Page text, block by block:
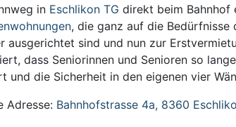
in Eschlikon TG direkt beim Bahnhof
, die ganz auf die Bedürfnisse
ausgerichtet sind und nun zur
dass Seniorinnen und Senioren so
und die Sicherheit in den eigenen vier
Adresse: Bahnhofstrasse 4a, 8360